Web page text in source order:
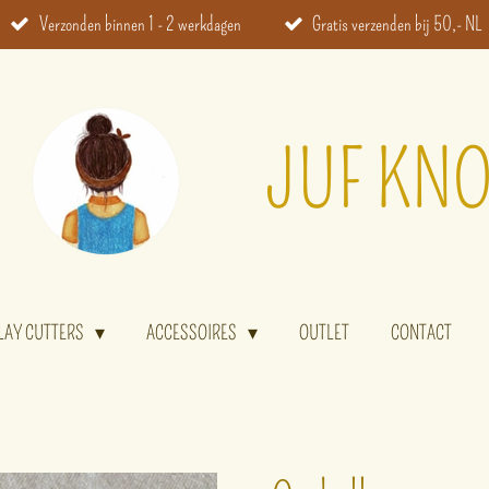
Verzonden binnen 1 - 2 werkdagen Gratis verzenden bij 50,- NL
JUF
CUTTERS ACCESSOIRES OUTLET CONTACT